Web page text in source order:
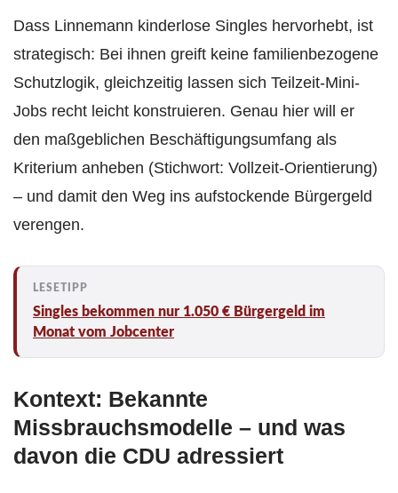
Dass Linnemann kinderlose Singles hervorhebt, ist
strategisch: Bei ihnen greift keine familienbezogene
Schutzlogik, gleichzeitig lassen sich Teilzeit-Mini-
Jobs recht leicht konstruieren. Genau hier will er
den maßgeblichen Beschäftigungsumfang als
Kriterium anheben (Stichwort: Vollzeit-Orientierung)
– und damit den Weg ins aufstockende Bürgergeld
verengen.
Singles bekommen nur 1.050 € Bürgergeld im
Monat vom Jobcenter
Kontext: Bekannte
Missbrauchsmodelle – und was
davon die CDU adressiert